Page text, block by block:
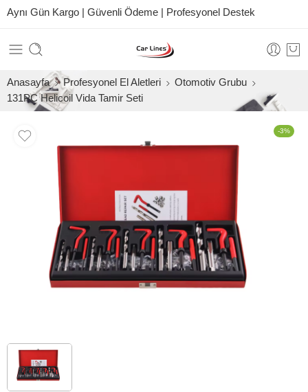
Aynı Gün Kargo | Güvenli Ödeme | Profesyonel Destek
Anasayfa Profesyonel El Aletleri
Otomotiv Grubu
131PC Helicoil Vida Tamir Seti
-3%